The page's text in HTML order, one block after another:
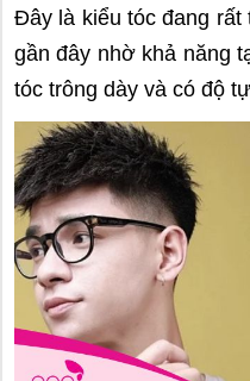
Đây là kiểu tóc đang rất
gần đây nhờ khả năng
tóc trông dày và có độ